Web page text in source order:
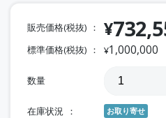
販売価格(税抜) ¥
標準価格(税抜) ¥1,000,000
数量
在庫状況 お取り寄せ